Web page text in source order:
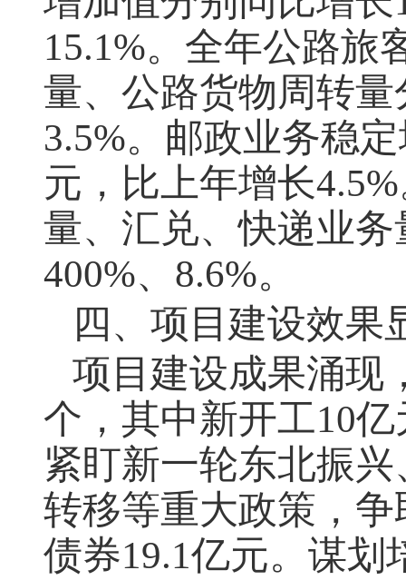
15.1%。全年公路旅
量、公路货物周转
3.5%。邮政业务稳
元，比上年增长4.5%
量、汇兑、快递业
400%、 8.6%。
四、项目建设效果
项目建设成果涌现
个，其中新开工10亿
紧盯新一轮东北振
转移等重大政策，
债券19.1亿元。谋划